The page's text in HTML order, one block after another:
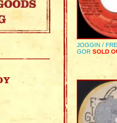
JOGGIN /
GOR SOLD